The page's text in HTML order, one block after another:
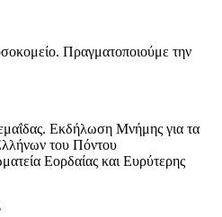
Πραγματοποιούμε την
Εκδήλωση Μνήμης για τα
του Πόντου
Εορδαίας και Ευρύτερης